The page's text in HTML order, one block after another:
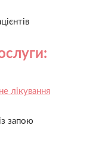
лікування
запою